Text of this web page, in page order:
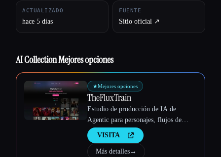
ACTUALIZADO
hace 5 días
FUENTE
Sitio oficial ↗︎
AI Collection Mejores opciones
★Mejores opciones
TheFluxTrain
Estudio de producción de IA de
Agentic para personajes, flujos de
trabajo y vídeos coherentes
VISITA
Más detalles→